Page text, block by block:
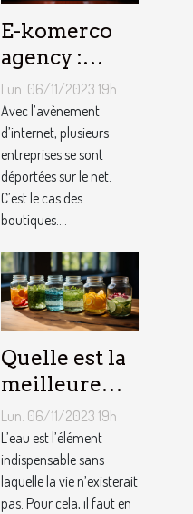
E-komerco
agency :
qu’est-ce que
c’est ?
Lun. 06/11/2023 19h
Avec l’avènement
d’internet, plusieurs
entreprises se sont
déportées sur le net.
C’est le cas des
boutiques....
Quelle est la
meilleure
quantité
d’eau qu’il
faut au
quotidien ?
Lun. 06/11/2023 19h
L’eau est l’élément
indispensable sans
laquelle la vie n’existerait
pas. Pour cela, il faut en